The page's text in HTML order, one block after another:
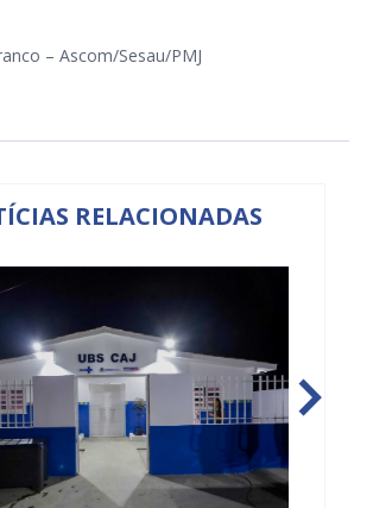
– Ascom/Sesau/PMJ
RELACIONADAS